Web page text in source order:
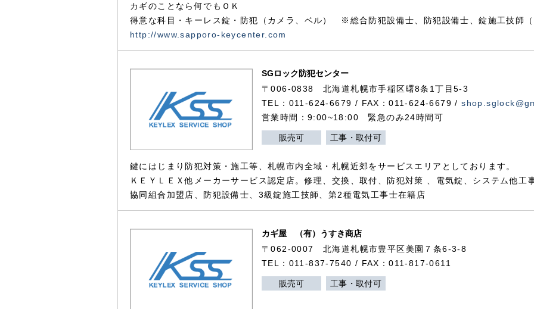
カギのことなら何でもＯＫ
得意な科目・キーレス錠・防犯（カメラ、ベル） ※総合防犯設備士、防犯設備士、錠施工技師
http://www.sapporo-keycenter.com
SGロック防犯センター
〒006-0838 北海道札幌市手稲区曙8条1丁目5-3
TEL：011-624-6679 / FAX：011-624-6679 /
営業時間：9:00~18:00 緊急のみ24時間可
販売可 工事・取付可
鍵にはじまり防犯対策・施工等、札幌市内全域・札幌近郊をサービスエリアとしております。
ＫＥＹＬＥＸ他メーカーサービス認定店。修理、交換、取付、防犯対策 、電気錠、システム他工
協同組合加盟店、防犯設備士、3級錠施工技師、第2種電気工事士在籍店
カギ屋 （有）うすき商店
〒062-0007 北海道札幌市豊平区美園７条6-3-8
TEL：011-837-7540 / FAX：011-817-0611
販売可 工事・取付可